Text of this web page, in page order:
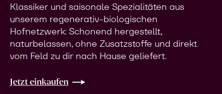
Klassiker und saisonale Spezialitäten aus
unserem regenerativ-biologischen
Hofnetzwerk: Schonend hergestellt,
naturbelassen, ohne Zusatzstoffe und direkt
vom Feld zu dir nach Hause geliefert.
Jetzt einkaufen